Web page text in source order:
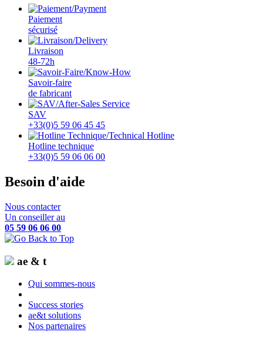
Paiement
sécurisé
Livraison
48-72h
Savoir-faire
de fabricant
SAV
+33(0)5 59 06 45 45
Hotline technique
+33(0)5 59 06 06 00
Besoin d'aide
Nous contacter
Un conseiller au
05 59 06 06 00
ae & t
Qui sommes-nous
Success stories
ae&t solutions
Nos partenaires